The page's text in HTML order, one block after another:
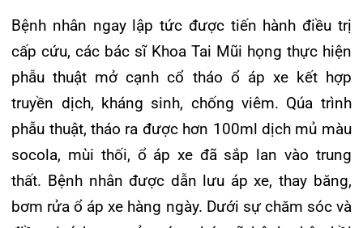
Cũng ngay sau đó chỉ khoảng 5 ngày là trường
hợp của bệnh nhân nữ, 41 tuổi, ở An Dương, Hải
Phòng sau khi khoan, hàn răng sâu về nhà xuất
hiện sưng đau vùng cổ phải, khối sưng to làm
bệnh nhân không quay cổ được. Bệnh nhân khi
ăn và thở đều khó khăn; được bác sĩ Khoa Tai Mũi
Họng chẩn đoán bị áp xe cạnh cổ do biến chứng
từ ổ răng. Bác sĩ tiến hành cấp cứu mở cạnh cổ,